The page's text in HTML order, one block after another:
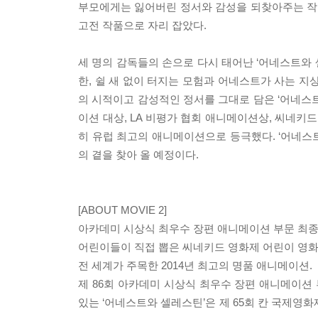
부모에게는 잃어버린 정서와 감성을 되찾아주는
고전 작품으로 자리 잡았다.
세 명의 감독들의 손으로 다시 태어난 ‘어네스트
한, 쉴 새 없이 터지는 모험과 어네스트가 사는 지
의 시적이고 감성적인 정서를 그대로 담은 ‘어네
이션 대상, LA 비평가 협회 애니메이션상, 씨네키
히 유럽 최고의 애니메이션으로 등극했다. ‘어네
의 곁을 찾아 올 예정이다.
[ABOUT MOVIE 2]
아카데미 시상식 최우수 장편 애니메이션 부문 최
어린이들이 직접 뽑은 씨네키드 영화제 어린이 영
전 세계가 주목한 2014년 최고의 명품 애니메이션.
제 86회 아카데미 시상식 최우수 장편 애니메이션
있는 ‘어네스트와 셀레스틴’은 제 65회 칸 국제영